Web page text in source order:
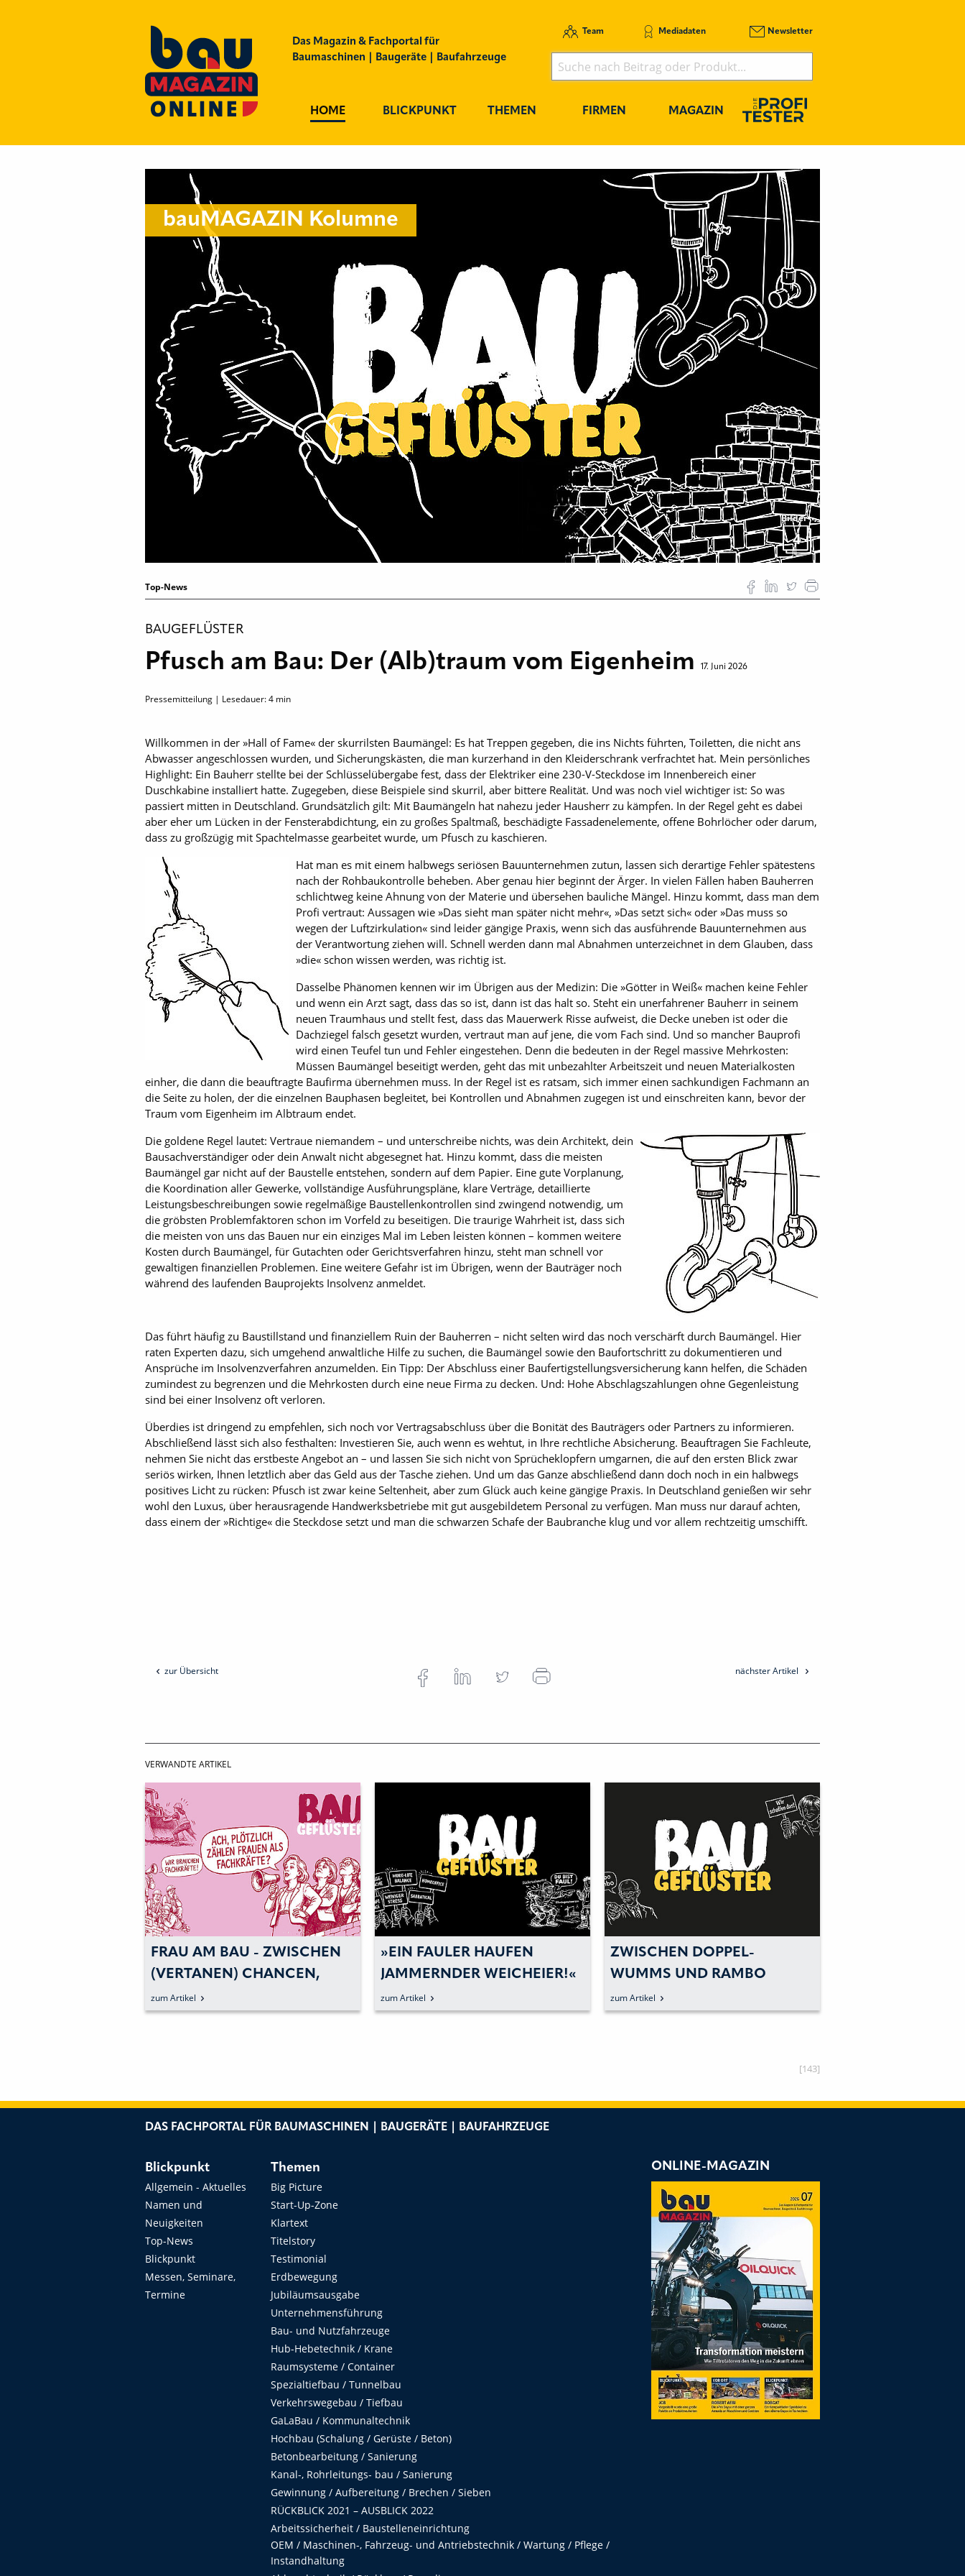
Das Magazin & Fachportal für
Baumaschinen | Baugeräte | Baufahrzeuge
Team Mediadaten Newsletter
HOME BLICKPUNKT THEMEN FIRMEN MAGAZIN
Bilder
4
bauMAGAZIN Kolumne
Top-News
BAUGEFLÜSTER
Pfusch am Bau: Der (Alb)traum vom Eigenheim 17. Juni 2026
Pressemitteilung | Lesedauer:4 min
Willkommen in der »Hall of Fame« der skurrilsten Baumängel: Es hat Treppen gegeben, die ins Nichts führten, Toiletten, die nicht ans
Abwasser angeschlossen wurden, und Sicherungskästen, die man kurzerhand in den Kleiderschrank verfrachtet hat. Mein persönliches
Highlight: Ein Bauherr stellte bei der Schlüsselübergabe fest, dass der Elektriker eine 230-V-Steckdose im Innenbereich einer
Duschkabine installiert hatte. Zugegeben, diese Beispiele sind skurril, aber bittere Realität. Und was noch viel wichtiger ist: So was
passiert mitten in Deutschland. Grundsätzlich gilt: Mit Baumängeln hat nahezu jeder Hausherr zu kämpfen. In der Regel geht es dabei
aber eher um Lücken in der Fensterabdichtung, ein zu großes Spaltmaß, beschädigte Fassadenelemente, offene Bohrlöcher oder darum,
dass zu großzügig mit Spachtelmasse gearbeitet wurde, um Pfusch zu kaschieren.
Hat man es mit einem halbwegs seriösen Bauunternehmen zutun, lassen sich derartige Fehler spätestens
nach der Rohbaukontrolle beheben. Aber genau hier beginnt der Ärger. In vielen Fällen haben Bauherren
schlichtweg keine Ahnung von der Materie und übersehen bauliche Mängel. Hinzu kommt, dass man dem
Profi vertraut: Aussagen wie »Das sieht man später nicht mehr«, »Das setzt sich« oder »Das muss so
wegen der Luftzirkulation« sind leider gängige Praxis, wenn sich das ausführende Bauunternehmen aus
der Verantwortung ziehen will. Schnell werden dann mal Abnahmen unterzeichnet in dem Glauben, dass
»die« schon wissen werden, was richtig ist.
Dasselbe Phänomen kennen wir im Übrigen aus der Medizin: Die »Götter in Weiß« machen keine Fehler
und wenn ein Arzt sagt, dass das so ist, dann ist das halt so. Steht ein unerfahrener Bauherr in seinem
neuen Traumhaus und stellt fest, dass das Mauerwerk Risse aufweist, die Decke uneben ist oder die
Dachziegel falsch gesetzt wurden, vertraut man auf jene, die vom Fach sind. Und so mancher Bauprofi
wird einen Teufel tun und Fehler eingestehen. Denn die bedeuten in der Regel massive Mehrkosten:
Müssen Baumängel beseitigt werden, geht das mit unbezahlter Arbeitszeit und neuen Materialkosten
einher, die dann die beauftragte Baufirma übernehmen muss. In der Regel ist es ratsam, sich immer einen sachkundigen Fachmann an
die Seite zu holen, der die einzelnen Bauphasen begleitet, bei Kontrollen und Abnahmen zugegen ist und einschreiten kann, bevor der
Traum vom Eigenheim im Albtraum endet.
Die goldene Regel lautet: Vertraue niemandem – und unterschreibe nichts, was dein Architekt, dein
Bausachverständiger oder dein Anwalt nicht abgesegnet hat. Hinzu kommt, dass die meisten
Baumängel gar nicht auf der Baustelle entstehen, sondern auf dem Papier. Eine gute Vorplanung,
die Koordination aller Gewerke, vollständige Ausführungspläne, klare Verträge, detaillierte
Leistungsbeschreibungen sowie regelmäßige Baustellenkontrollen sind zwingend notwendig, um
die gröbsten Problemfaktoren schon im Vorfeld zu beseitigen. Die traurige Wahrheit ist, dass sich
die meisten von uns das Bauen nur ein einziges Mal im Leben leisten können – kommen weitere
Kosten durch Baumängel, für Gutachten oder Gerichtsverfahren hinzu, steht man schnell vor
gewaltigen finanziellen Problemen. Eine weitere Gefahr ist im Übrigen, wenn der Bauträger noch
während des laufenden Bauprojekts Insolvenz anmeldet.
Das führt häufig zu Baustillstand und finanziellem Ruin der Bauherren – nicht selten wird das noch verschärft durch Baumängel. Hier
raten Experten dazu, sich umgehend anwaltliche Hilfe zu suchen, die Baumängel sowie den Baufortschritt zu dokumentieren und
Ansprüche im Insolvenzverfahren anzumelden. Ein Tipp: Der Abschluss einer Baufertigstellungsversicherung kann helfen, die Schäden
zumindest zu begrenzen und die Mehrkosten durch eine neue Firma zu decken. Und: Hohe Abschlagszahlungen ohne Gegenleistung
sind bei einer Insolvenz oft verloren.
Überdies ist dringend zu empfehlen, sich noch vor Vertragsabschluss über die Bonität des Bauträgers oder Partners zu informieren.
Abschließend lässt sich also festhalten: Investieren Sie, auch wenn es wehtut, in Ihre rechtliche Absicherung. Beauftragen Sie Fachleute,
nehmen Sie nicht das erstbeste Angebot an – und lassen Sie sich nicht von Sprücheklopfern umgarnen, die auf den ersten Blick zwar
seriös wirken, Ihnen letztlich aber das Geld aus der Tasche ziehen. Und um das Ganze abschließend dann doch noch in ein halbwegs
positives Licht zu rücken: Pfusch ist zwar keine Seltenheit, aber zum Glück auch keine gängige Praxis. In Deutschland genießen wir sehr
wohl den Luxus, über herausragende Handwerksbetriebe mit gut ausgebildetem Personal zu verfügen. Man muss nur darauf achten,
dass einem der »Richtige« die Steckdose setzt und man die schwarzen Schafe der Baubranche klug und vor allem rechtzeitig umschifft.
zur Übersicht nächster Artikel
VERWANDTE ARTIKEL
FRAU AM BAU - ZWISCHEN
(VERTANEN) CHANCEN,
GROSSER HOFFNUNG UND V
ERKANNTEM SEXISMUS
zum Artikel
»EIN FAULER HAUFEN
JAMMERNDER WEICHEIER!«
zum Artikel
ZWISCHEN DOPPEL-
WUMMS UND RAMBO
ZAMBO!
zum Artikel
[143]
DAS FACHPORTAL FÜR BAUMASCHINEN | BAUGERÄTE | BAUFAHRZEUGE
Blickpunkt
Allgemein - Aktuelles
Namen und
Neuigkeiten
Top-News
Blickpunkt
Messen, Seminare,
Termine
Themen
Big Picture
Start-Up-Zone
Klartext
Titelstory
Testimonial
Erdbewegung
Jubiläumsausgabe
Unternehmensführung
Bau- und Nutzfahrzeuge
Hub-Hebetechnik / Krane
Raumsysteme / Container
Spezialtiefbau / Tunnelbau
Verkehrswegebau / Tiefbau
GaLaBau / Kommunaltechnik
Hochbau (Schalung / Gerüste / Beton)
Betonbearbeitung / Sanierung
Kanal-, Rohrleitungs- bau / Sanierung
Gewinnung / Aufbereitung / Brechen / Sieben
RÜCKBLICK 2021 – AUSBLICK 2022
Arbeitssicherheit / Baustelleneinrichtung
OEM / Maschinen-, Fahrzeug- und Antriebstechnik / Wartung / Pflege /
Instandhaltung
ONLINE-MAGAZIN